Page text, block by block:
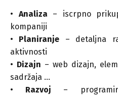
• Analiza – iscrpno
kompaniji
• Planiranje – detaljna
aktivnosti
• Dizajn – web dizajn,
sadržaja …
• Razvoj –